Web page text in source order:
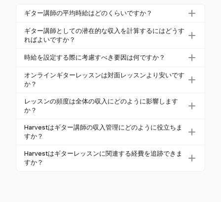
ギター講師の平均時給はどのくらいですか？
アメリカでは、ギター講師の平均時給はプライベー
トの対面レッスンで$40から$70の範囲です。オンラ
$30です。
ギター講師としての潜在的な収入を計算するにはどうす
ればよいですか？
潜在的な収入を計算するには、時給、レッスンの頻
vestのようなツールを使用することで、これらの要
素を効率的に追跡・管理できます。
時給を設定する際に考慮すべき要因は何ですか？
指導経験、立地、レッスン形式、運営コストを考慮
してください。都市部では通常、料金が高く、プラ
ンよりも高額です。
オンラインギターレッスンは対面レッスンより安いです
か？
はい、オンラインギターレッスンは通常、対面レッ
スンより約20%安価です。移動やスタジオの経費が
レッスンの頻度は全体の収入にどのように影響します
か？
定期的で頻繁なレッスン（週1回など）は、収入を安
定させ最大化します。前払いのレッスンパッケージ
もできます。
Harvestはギター講師の収入管理にどのように役立ちま
すか？
Harvestは、異なるレッスンタイプからの収入を追跡
し、移動費などの関連経費を管理することを可能に
Harvestはギターレッスンに関連する経費を追跡できま
すか？